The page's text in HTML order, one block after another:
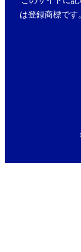
は登録商標です